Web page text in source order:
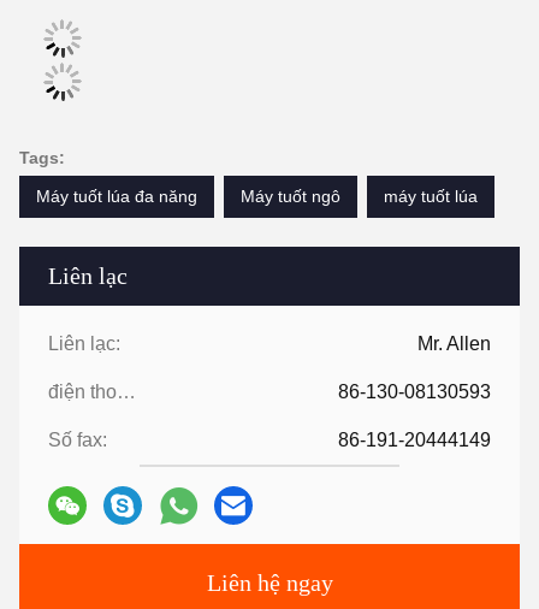
Liên lạc
Liên lạc: Mr. Allen
điện thoại: 86-130-08130593
Số fax: 86-191-20444149
Liên hệ ngay
Tags:
Máy tuốt lúa đa năng
Máy tuốt ngô máy tuốt lúa